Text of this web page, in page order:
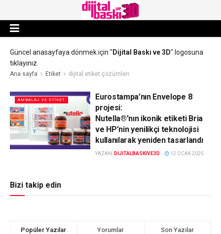
Güncel anasayfaya dönmek için " Dijital Baskı ve 3D" logosuna
tıklayınız.
Ana sayfa Etiket dijital etiket çözümleri
AMBALAJ VE ETIKET
Eurostampa’nın Envelope 8
projesi:
Nutella®’nın ikonik etiketi Bria
ve HP’nin yenilikçi teknolojisi
kullanılarak yeniden tasarlandı
YAZAN: DIJITALBASKIVE3D 12 OCAK 2025
Bizi takip edin
Popüler Yazılar Yorumlar Son Yazılar